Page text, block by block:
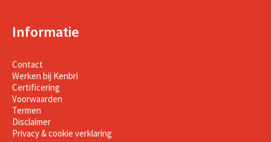
Informatie
Contact
Werken bij Kenbri
Certificering
Voorwaarden
Termen
Disclaimer
Privacy & cookie verklaring